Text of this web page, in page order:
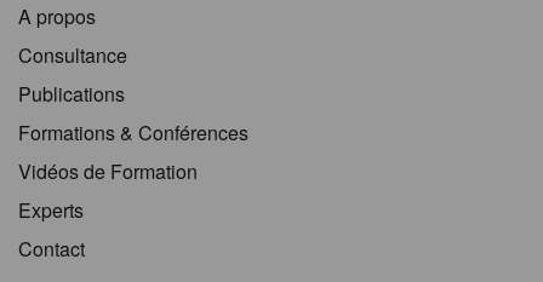
A propos
Consultance
Publications
Formations & Conférences
Vidéos de Formation
Experts
Contact